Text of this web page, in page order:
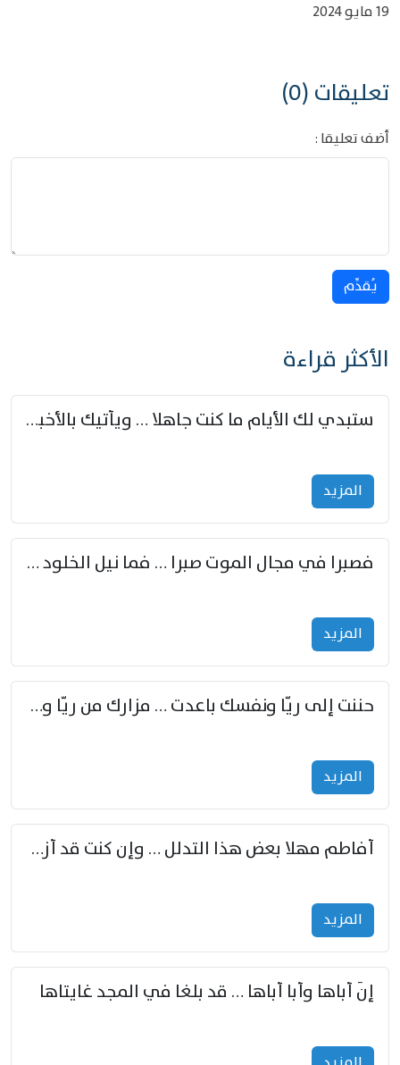
19 مايو 2024
تعليقات (0)
أضف تعليقا :
يُقدِّم
الأكثر قراءة
ستبدي لك الأيام ما كنت جاهلا … ويأتيك بالأخبار من لم تزوّد
المزید
فصبرا في مجال الموت صبرا … فما نيل الخلود بمستطاع
المزید
حننت إلى ريّا ونفسك باعدت … مزارك من ريّا وشعباكما معا
المزید
أفاطم مهلا بعض هذا التدلل … وإن كنت قد أزمعت صرمي فأجملي
المزید
إنّ أباها وأبا أباها … قد بلغا في المجد غايتاها